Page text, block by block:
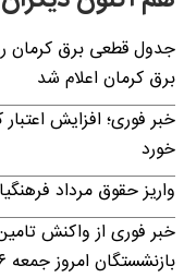
برق کرمان اعلام شد
خورد
واریز حقوق مرداد
خبر فوری از واکنش
بازنشستگان امروز جمعه ۱۶ مرداد ۱۴۰۵